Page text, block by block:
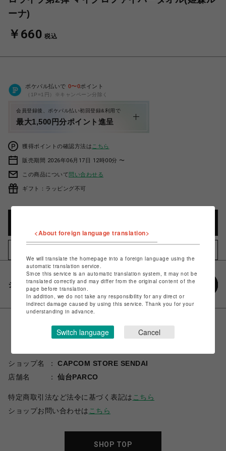
ーナ)
￥660 税込
ポケパル払いで 0〜0ポイント
（1P=1円）※キャンペーン分除く
会員登録後、ポケパル払い初回登録&利用で
最大1,500円分ポイント進呈
獲得ポイントの確認方法は こちら
販売期間 2026年06月17日 12時00分 〜
この商品について問い合わせる
ギフト：ラッピング不可
シェアする
ショップ名
CAPCOM STORE SENDAI
店舗名
仙台PARCO
特定商取引法など法令に基づく表記は こちら
ショップお問い合わせは こちら
SHOP TOP
<About foreign language translation>
We will translate the homepage into a foreign language using the
automatic translation service.
Since this service is an automatic translation system, it may not be
translated correctly and may differ from the original content of the
page before translation.
In addition, we do not take any responsibility for any direct or
indirect damage caused by using this service. Thank you for your
understanding in advance.
Switch language Cancel